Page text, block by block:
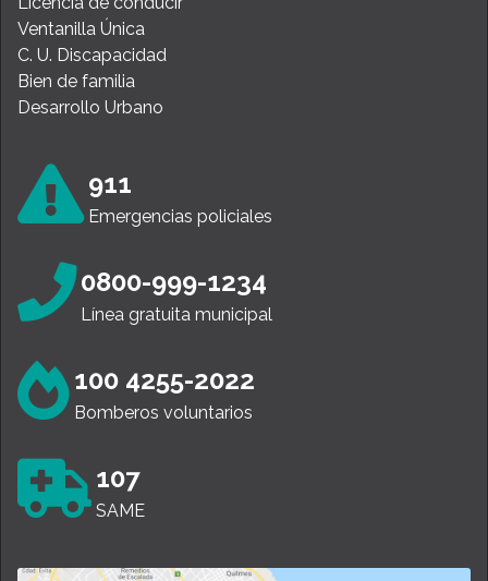
Ventanilla Única
C. U. Discapacidad
Bien de familia
Desarrollo Urbano
911
Emergencias policiales
0800-999-1234
Línea gratuita municipal
100 4255-2022
Bomberos voluntarios
107
SAME